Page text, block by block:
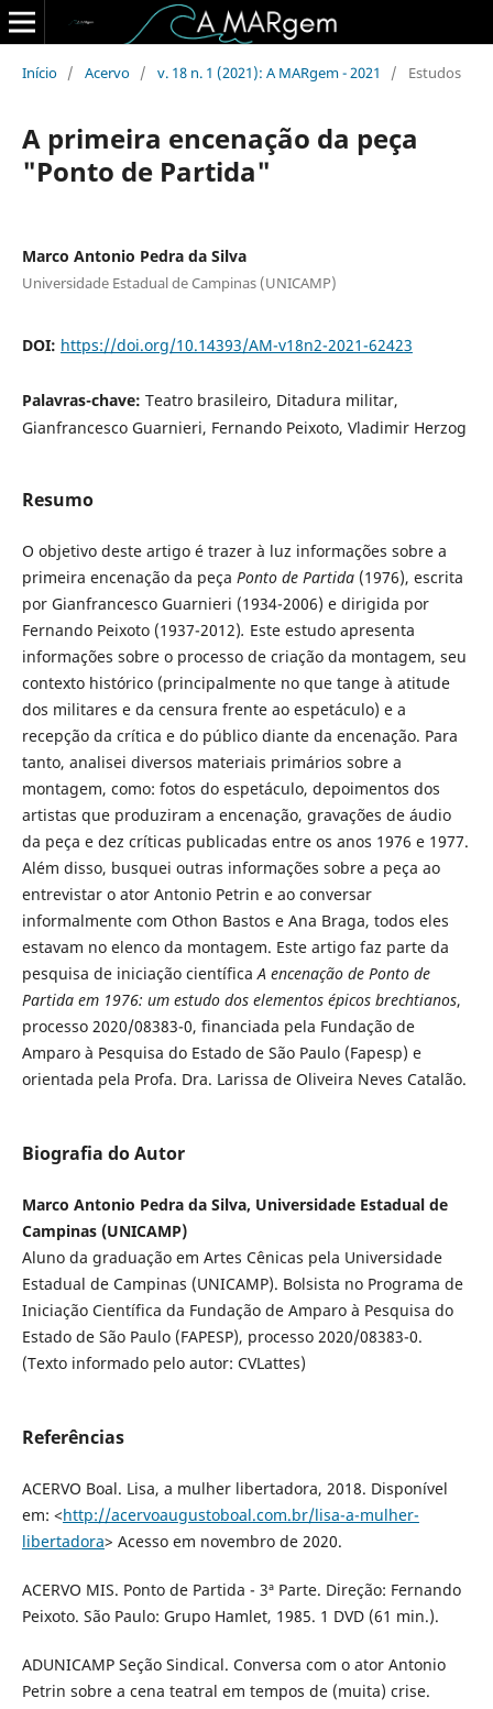
Início / Acervo / v. 18 n. 1 (2021): A MARgem - 2021 / Estudos
A primeira encenação da peça
"Ponto de Partida"
Marco Antonio Pedra da Silva
Universidade Estadual de Campinas (UNICAMP)
DOI: https://doi.org/10.14393/AM-v18n2-2021-62423
Palavras-chave: Teatro brasileiro, Ditadura militar,
Gianfrancesco Guarnieri, Fernando Peixoto, Vladimir Herzog
Resumo
O objetivo deste artigo é trazer à luz informações sobre a
primeira encenação da peça Ponto de Partida (1976), escrita
por Gianfrancesco Guarnieri (1934-2006) e dirigida por
Fernando Peixoto (1937-2012). Este estudo apresenta
informações sobre o processo de criação da montagem, seu
contexto histórico (principalmente no que tange à atitude
dos militares e da censura frente ao espetáculo) e a
recepção da crítica e do público diante da encenação. Para
tanto, analisei diversos materiais primários sobre a
montagem, como: fotos do espetáculo, depoimentos dos
artistas que produziram a encenação, gravações de áudio
da peça e dez críticas publicadas entre os anos 1976 e 1977.
Além disso, busquei outras informações sobre a peça ao
entrevistar o ator Antonio Petrin e ao conversar
informalmente com Othon Bastos e Ana Braga, todos eles
estavam no elenco da montagem. Este artigo faz parte da
pesquisa de iniciação científicaA encenação de Ponto de
Partida em 1976: um estudo dos elementos épicos brechtianos,
processo 2020/08383-0, financiada pela Fundação de
Amparo à Pesquisa do Estado de São Paulo (Fapesp) e
orientada pela Profa. Dra. Larissa de Oliveira Neves Catalão.
Biografia do Autor
Marco Antonio Pedra da Silva, Universidade Estadual de
Campinas (UNICAMP)
Aluno da graduação em Artes Cênicas pela Universidade
Estadual de Campinas (UNICAMP). Bolsista no Programa de
Iniciação Científica da Fundação de Amparo à Pesquisa do
Estado de São Paulo (FAPESP), processo 2020/08383-0.
(Texto informado pelo autor: CVLattes)
Referências
ACERVO Boal. Lisa, a mulher libertadora, 2018. Disponível
em: <http://acervoaugustoboal.com.br/lisa-a-mulher-
libertadora> Acesso em novembro de 2020.
ACERVO MIS. Ponto de Partida - 3ª Parte. Direção: Fernando
Peixoto. São Paulo: Grupo Hamlet, 1985. 1 DVD (61 min.).
ADUNICAMP Seção Sindical. Conversa com o ator Antonio
Petrin sobre a cena teatral em tempos de (muita) crise.